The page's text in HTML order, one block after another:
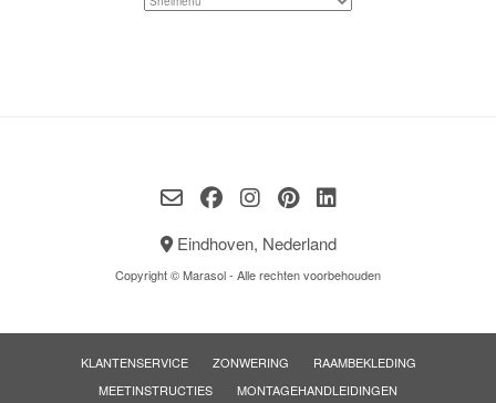
Eindhoven, Nederland
Copyright © Marasol - Alle rechten voorbehouden
KLANTENSERVICE ZONWERING
RAAMBEKLEDING
MEETINSTRUCTIES
MONTAGEHANDLEIDINGEN